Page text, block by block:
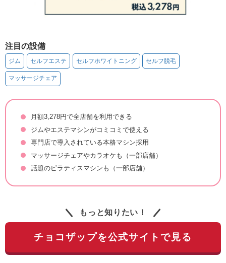
注目の設備
ジム セルフエステ セルフホワイトニング セルフ脱毛
マッサージチェア
月額3,278円で全店舗を利用できる
ジムやエステマシンがコミコミで使える
専門店で導入されている本格マシン採用
マッサージチェアやカラオケも（一部店舗）
話題のピラティスマシンも（一部店舗）
もっと知りたい！
チョコザップを公式サイトで見る